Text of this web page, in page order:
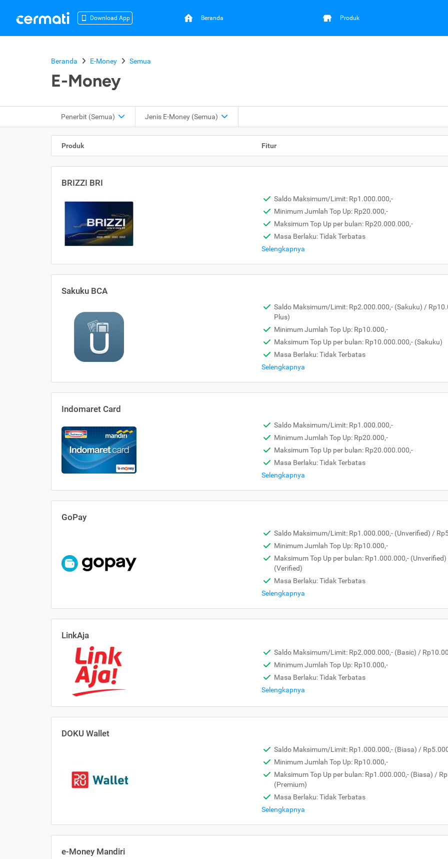
Download App Beranda Produk
Beranda E-Money Semua
E-Money
Penerbit (Semua) Jenis E-Money (Semua)
Produk Fitur
BRIZZI BRI
Saldo Maksimum/Limit: Rp1.000.000,-
Minimum Jumlah Top Up: Rp20.000,-
Maksimum Top Up per bulan: Rp20.000.000,-
Masa Berlaku: Tidak Terbatas
Selengkapnya
Sakuku BCA
Saldo Maksimum/Limit: Rp2.000.000,- (Sakuku) /
Plus)
Minimum Jumlah Top Up: Rp10.000,-
Maksimum Top Up per bulan: Rp10.000.000,- (Sakuku)
Masa Berlaku: Tidak Terbatas
Selengkapnya
Indomaret Card
Saldo Maksimum/Limit: Rp1.000.000,-
Minimum Jumlah Top Up: Rp20.000,-
Maksimum Top Up per bulan: Rp20.000.000,-
Masa Berlaku: Tidak Terbatas
Selengkapnya
GoPay
Saldo Maksimum/Limit: Rp1.000.000,- (Unverified) /
Minimum Jumlah Top Up: Rp10.000,-
Maksimum Top Up per bulan: Rp1.000.000,-
(Verified)
Masa Berlaku: Tidak Terbatas
Selengkapnya
LinkAja
Saldo Maksimum/Limit: Rp2.000.000,- (Basic) /
Minimum Jumlah Top Up: Rp10.000,-
Masa Berlaku: Tidak Terbatas
Selengkapnya
DOKU Wallet
Saldo Maksimum/Limit: Rp1.000.000,- (Biasa) /
Minimum Jumlah Top Up: Rp10.000,-
Maksimum Top Up per bulan: Rp1.000.000,- (Biasa) /
(Premium)
Masa Berlaku: Tidak Terbatas
Selengkapnya
e-Money Mandiri